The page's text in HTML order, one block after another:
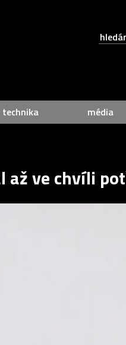
technika média
ve chvíli